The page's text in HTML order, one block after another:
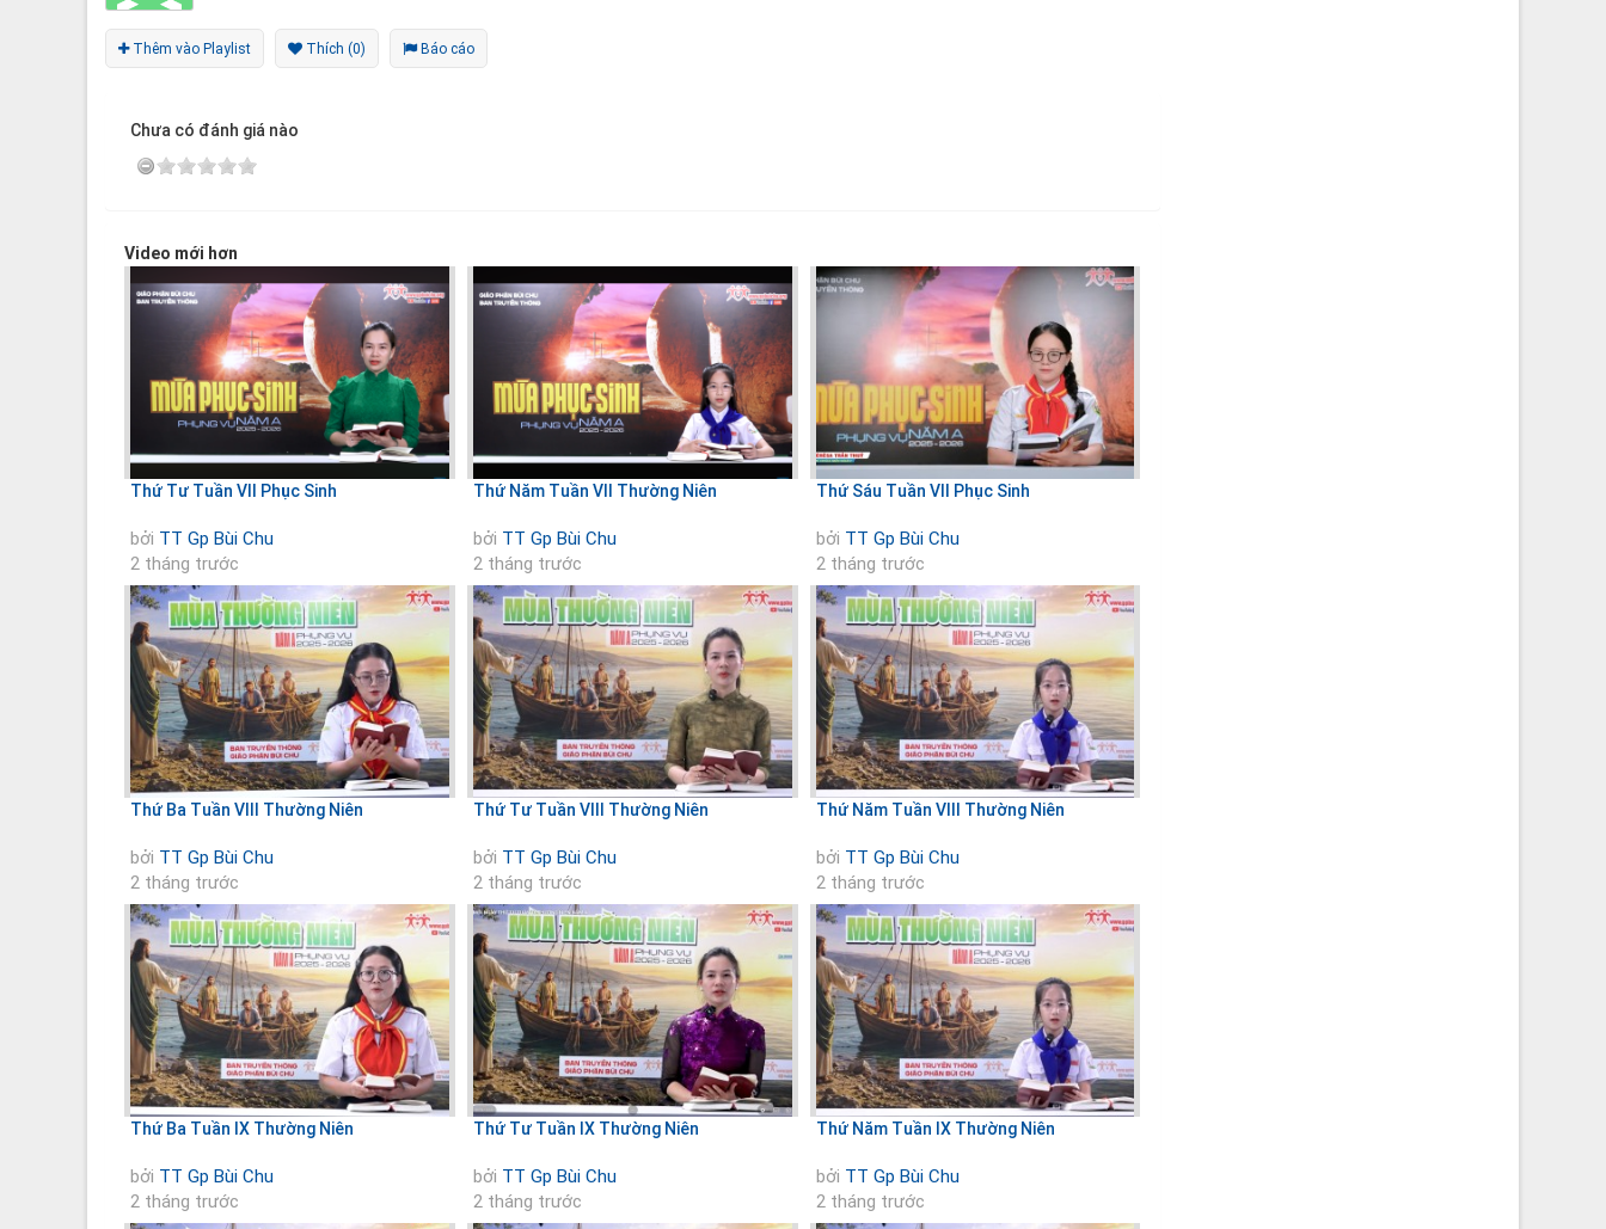
Thêm vào Playlist Thích (0) Báo cáo
Chưa có đánh giá nào
Video mới hơn
Thứ Tư Tuần VII Phục Sinh
bởi TT Gp Bùi Chu
2 tháng trước
Thứ Năm Tuần VII Thường Niên
bởi TT Gp Bùi Chu
2 tháng trước
Thứ Sáu Tuần VII Phục Sinh
bởi TT Gp Bùi Chu
2 tháng trước
Thứ Ba Tuần VIII Thường Niên
bởi TT Gp Bùi Chu
2 tháng trước
Thứ Tư Tuần VIII Thường Niên
bởi TT Gp Bùi Chu
2 tháng trước
Thứ Năm Tuần VIII Thường Niên
bởi TT Gp Bùi Chu
2 tháng trước
Thứ Ba Tuần IX Thường Niên
bởi TT Gp Bùi Chu
2 tháng trước
Thứ Tư Tuần IX Thường Niên
bởi TT Gp Bùi Chu
2 tháng trước
Thứ Năm Tuần IX Thường Niên
bởi TT Gp Bùi Chu
2 tháng trước